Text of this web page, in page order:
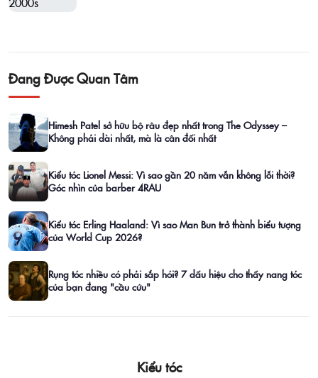
Đang Được Quan Tâm
Himesh Patel sở hữu bộ râu đẹp nhất trong The Odyssey –
Không phải dài nhất, mà là cân đối nhất
Kiểu tóc Lionel Messi: Vì sao gần 20 năm vẫn không lỗi thời?
Góc nhìn của barber 4RAU
Kiểu tóc Erling Haaland: Vì sao Man Bun trở thành biểu tượng
của World Cup 2026?
Rụng tóc nhiều có phải sắp hói? 7 dấu hiệu cho thấy nang tóc
của bạn đang "cầu cứu"
Kiểu tóc